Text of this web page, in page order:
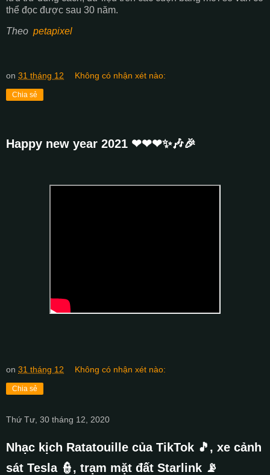
thể đọc được sau 30 năm.
Theo petapixel
on 31 tháng 12 Không có nhận xét nào:
Chia sẻ
Happy new year 2021 ❤❤❤✨🎶🎉
on 31 tháng 12 Không có nhận xét nào:
Chia sẻ
Thứ Tư, 30 tháng 12, 2020
Nhạc kịch Ratatouille của TikTok 🎵, xe cảnh
sát Tesla 👮, trạm mặt đất Starlink 📡